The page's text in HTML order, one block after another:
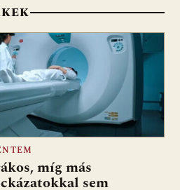
míg más
sem